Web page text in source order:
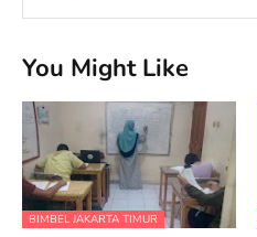
You Might Like
BIMBEL JAKARTA TIMUR